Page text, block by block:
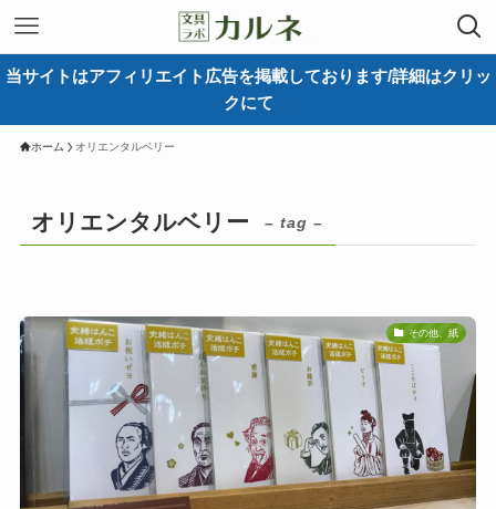
当サイトはアフィリエイト広告を掲載しております/詳細はクリッ
クにて
ホーム オリエンタルベリー
オリエンタルベリー – tag –
その他、紙